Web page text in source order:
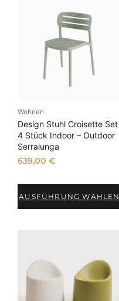
Wohnen
Design Stuhl Croisette Set
4 Stück Indoor – Outdoor
Serralunga
639,00€
AUSFÜHRUNG WÄHLEN